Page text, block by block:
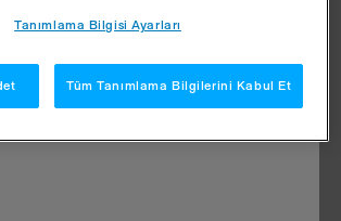
Tanımlama Bilgisi Ayarları
Tüm Tanımlama Bilgilerini Kabul Et